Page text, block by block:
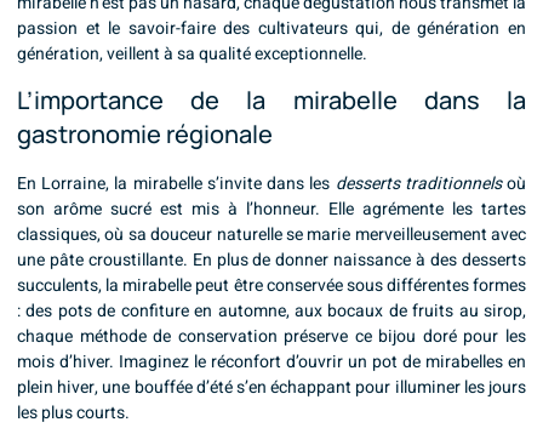
passion et le savoir-faire des cultivateurs qui, de génération en
génération, veillent à sa qualité exceptionnelle.
L’importance de la mirabelle dans la
gastronomie régionale
En Lorraine, la mirabelle s’invite dans les desserts traditionnelsoù
son arôme sucré est mis à l’honneur. Elle agrémente les tartes
classiques, où sa douceur naturelle se marie merveilleusement avec
une pâte croustillante. En plus de donner naissance à des desserts
succulents, la mirabelle peut être conservée sous différentes formes
: des pots de confiture en automne, aux bocaux de fruits au sirop,
chaque méthode de conservation préserve ce bijou doré pour les
mois d’hiver. Imaginez le réconfort d’ouvrir un pot de mirabelles en
plein hiver, une bouffée d’été s’en échappant pour illuminer les jours
les plus courts.